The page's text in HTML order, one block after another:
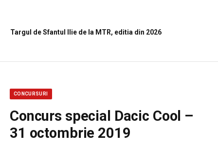
Targul de Sfantul Ilie de la MTR, editia din 2026
CONCURSURI
Concurs special Dacic Cool –
31 octombrie 2019